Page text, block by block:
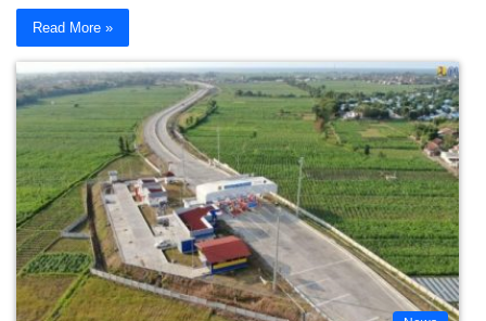
Read More »